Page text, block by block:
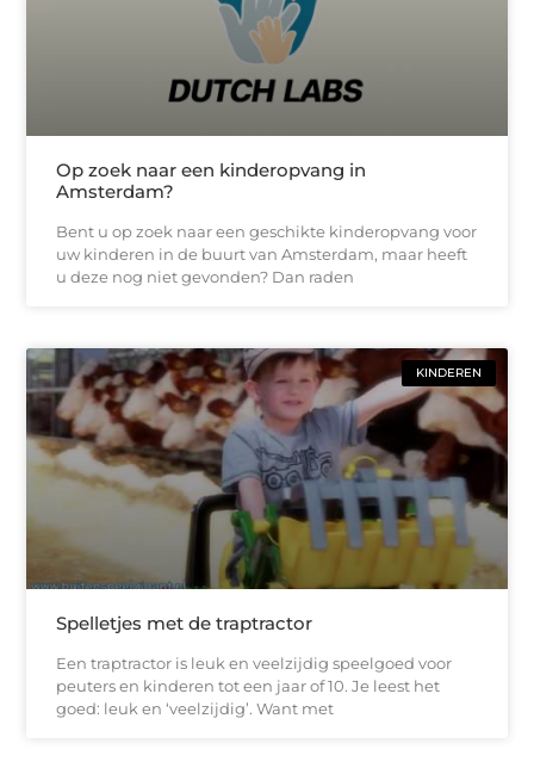
Op zoek naar een kinderopvang in
Amsterdam?
Bent u op zoek naar een geschikte kinderopvang voor
uw kinderen in de buurt van Amsterdam, maar heeft
u deze nog niet gevonden? Dan raden
KINDEREN
Spelletjes met de traptractor
Een traptractor is leuk en veelzijdig speelgoed voor
peuters en kinderen tot een jaar of 10. Je leest het
goed: leuk en ‘veelzijdig’. Want met